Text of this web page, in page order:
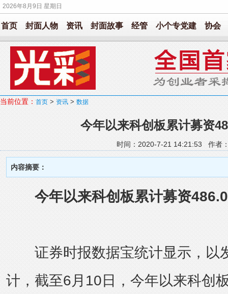
2026年8月9日 星期日
首页 封面人物 资讯 封面故事 经管 小个专党建 协会
当前位置： 首页 > 资讯 > 数据
今年以来科创板累计募资
时间：2020-7-21 14:21:53 作
内容摘要：
今年以来科创板累计募资
证券时报数据宝统计显示，以
计，截至6月10日，今年以来科创